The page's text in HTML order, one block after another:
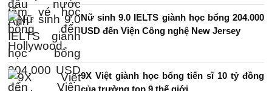
Nữ sinh 9.0 IELTS giành học bổng 204.000
USD đến Viện Công nghệ New Jersey
9X Việt giành học bổng tiến sĩ 10 tỷ đồng
của trường top 9 thế giới